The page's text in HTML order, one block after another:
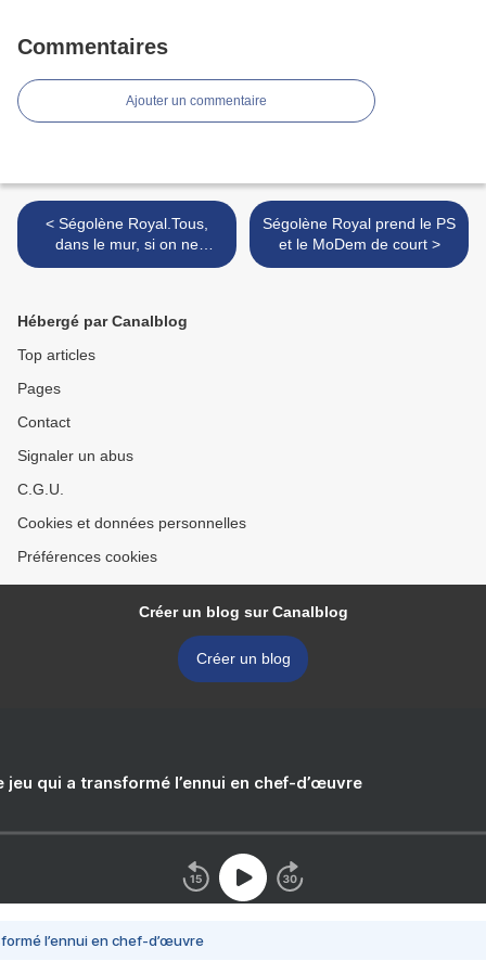
Commentaires
Ajouter un commentaire
< Ségolène Royal.Tous,
dans le mur, si on ne
change pas la nature du
Ségolène Royal prend le PS
et le MoDem de court >
Hébergé par Canalblog
Top articles
Pages
Contact
Signaler un abus
C.G.U.
Cookies et données personnelles
Préférences cookies
Créer un blog sur Canalblog
Créer un blog
jeu qui a transformé l’ennui en chef-d’œuvre
l’ennui en chef-d’œuvre